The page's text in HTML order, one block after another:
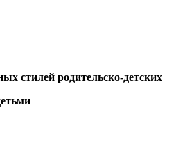
стилей родительско-детских